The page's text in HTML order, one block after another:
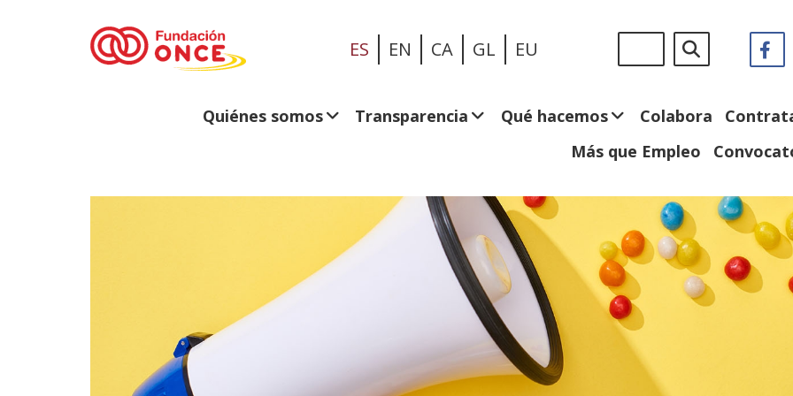
ES EN CA GL EU
en:
Quiénes somos Transparencia Qué hacemos Colabora
Más que Empleo